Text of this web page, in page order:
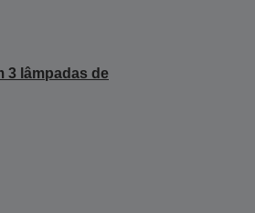
3 lâmpadas de